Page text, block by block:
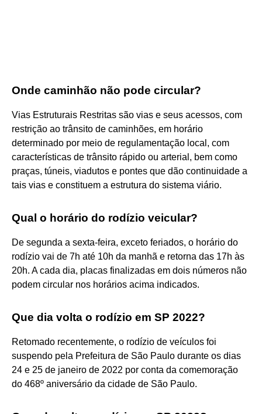
Onde caminhão não pode circular?
Vias Estruturais Restritas são vias e seus acessos, com
restrição ao trânsito de caminhões, em horário
determinado por meio de regulamentação local, com
características de trânsito rápido ou arterial, bem como
praças, túneis, viadutos e pontes que dão continuidade a
tais vias e constituem a estrutura do sistema viário.
Qual o horário do rodízio veicular?
De segunda a sexta-feira, exceto feriados, o horário do
rodízio vai de 7h até 10h da manhã e retorna das 17h às
20h. A cada dia, placas finalizadas em dois números não
podem circular nos horários acima indicados.
Que dia volta o rodízio em SP 2022?
Retomado recentemente, o rodízio de veículos foi
suspendo pela Prefeitura de São Paulo durante os dias
24 e 25 de janeiro de 2022 por conta da comemoração
do 468º aniversário da cidade de São Paulo.